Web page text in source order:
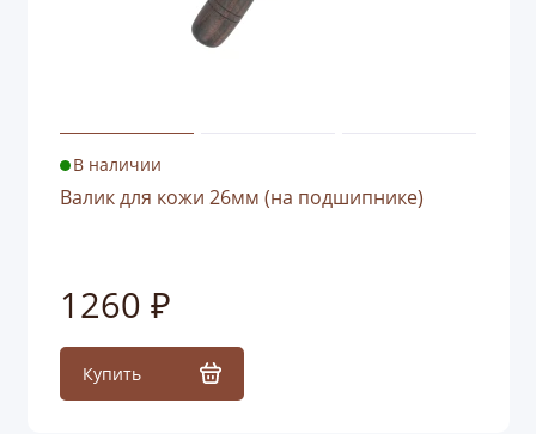
В наличии
Валик для кожи 26мм (на подшипнике)
1260 ₽
Купить